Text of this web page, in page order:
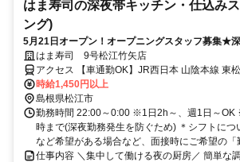
はま寿司の深夜帯キッチン・仕込み
ング)
5月21日オープン！オープニングスタッフ募集★
プに！フリーター多数活躍中♪高収入を目指せる環
はま寿司 9号松江竹矢店
アクセス 【車通勤OK】JR西日本 山陰本線 東
時給1,450円以上
島根県松江市
勤務時間 22:00～0:00 ※1日2h～、週1日～OK
時まで(深夜勤務発生を防ぐため) ＊シフトにつ
など希望がある場合など、面接時にご希望の「
仕事内容 ＼集中して働ける夜の厨房／ 簡単な